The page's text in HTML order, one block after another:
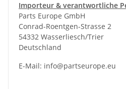
Importeur & verantwortliche
Parts Europe GmbH
Conrad-Roentgen-Strasse 2
54332 Wasserliesch/Trier
Deutschland
E-Mail: info@partseurope.eu